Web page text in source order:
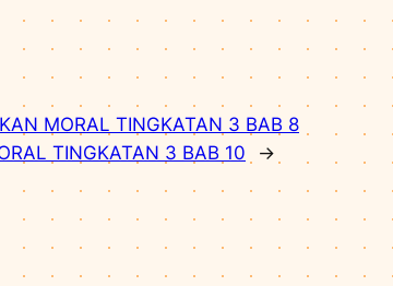
MORAL TINGKATAN 3 BAB 8
TINGKATAN 3 BAB 10 →